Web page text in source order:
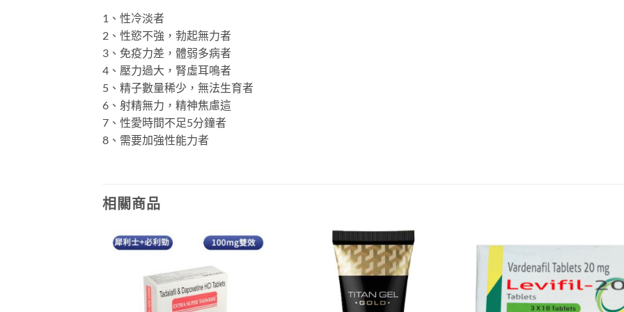
1、性冷淡者
2、性慾不強，勃起無力者
3、免疫力差，體弱多病者
4、壓力過大，腎虛耳鳴者
5、精子數量稀少，無法生育者
6、射精無力，精神焦慮這
7、性愛時間不足5分鐘者
8、需要加強性能力者
相關商品